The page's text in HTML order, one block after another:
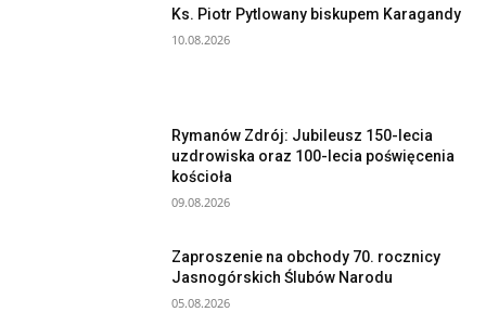
Ks. Piotr Pytlowany biskupem Karagandy
10.08.2026
Rymanów Zdrój: Jubileusz 150-lecia
uzdrowiska oraz 100-lecia poświęcenia
kościoła
09.08.2026
Zaproszenie na obchody 70. rocznicy
Jasnogórskich Ślubów Narodu
05.08.2026